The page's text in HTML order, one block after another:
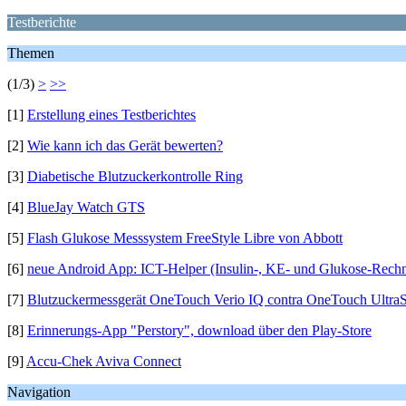
Testberichte
Themen
(1/3) > >>
[1] Erstellung eines Testberichtes
[2] Wie kann ich das Gerät bewerten?
[3] Diabetische Blutzuckerkontrolle Ring
[4] BlueJay Watch GTS
[5] Flash Glukose Messsystem FreeStyle Libre von Abbott
[6] neue Android App: ICT-Helper (Insulin-, KE- und Glukose-
[7] Blutzuckermessgerät OneTouch Verio IQ contra OneTouch
[8] Erinnerungs-App "Perstory", download über den Play-Store
[9] Accu-Chek Aviva Connect
Navigation